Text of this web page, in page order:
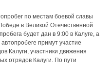
по местам боевой славы
в Великой Отечественной
будет дан в 9:00 в Калуге, а
примут участие
Калуги, участники движения
отрядов Калуги. По пути